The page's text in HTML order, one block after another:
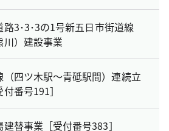
3･3･3の1号新五日市街道線
川）建設事業
（四ツ木駅～青砥駅間）連続立
番号191］
替事業［受付番号383］